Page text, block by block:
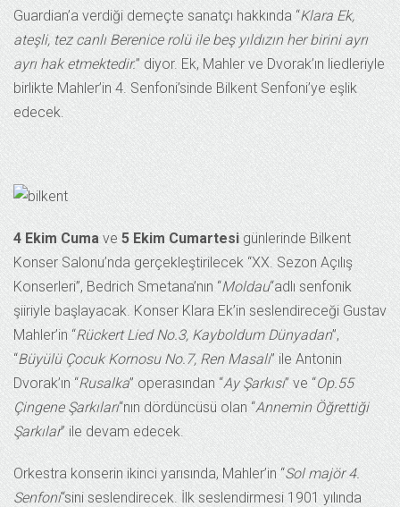
Guardian’a verdiği demeçte sanatçı hakkında “Klara Ek,
ateşli, tez canlı Berenice rolü ile beş yıldızın her birini ayrı
ayrı hak etmektedir.” diyor. Ek, Mahler ve Dvorak’ın liedleriyle
birlikte Mahler’in 4. Senfoni’sinde Bilkent Senfoni’ye eşlik
edecek.
4 Ekim Cuma ve 5 Ekim Cumartesi günlerinde Bilkent
Konser Salonu’nda gerçekleştirilecek “XX. Sezon Açılış
Konserleri”, Bedrich Smetana’nın “Moldau“adlı senfonik
şiiriyle başlayacak. Konser Klara Ek’in seslendireceği Gustav
Mahler’in “Rückert Lied No.3, Kayboldum Dünyadan”,
“Büyülü Çocuk Kornosu No.7, Ren Masalı” ile Antonin
Dvorak’ın “Rusalka” operasından “Ay Şarkısı” ve “Op.55
Çingene Şarkıları“nın dördüncüsü olan “Annemin Öğrettiği
Şarkılar” ile devam edecek.
Orkestra konserin ikinci yarısında, Mahler’in “Sol majör 4.
Senfoni“sini seslendirecek. İlk seslendirmesi 1901 yılında